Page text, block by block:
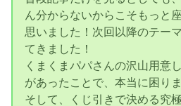
ん分からないからこそもっと
思いました！次回以降のテー
てきました！
くまくまパパさんの沢山用意
があったことで、本当に困り
そして、くじ引きで決める究